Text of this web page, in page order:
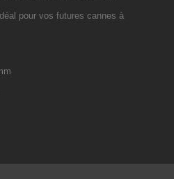
pour vos futures cannes à